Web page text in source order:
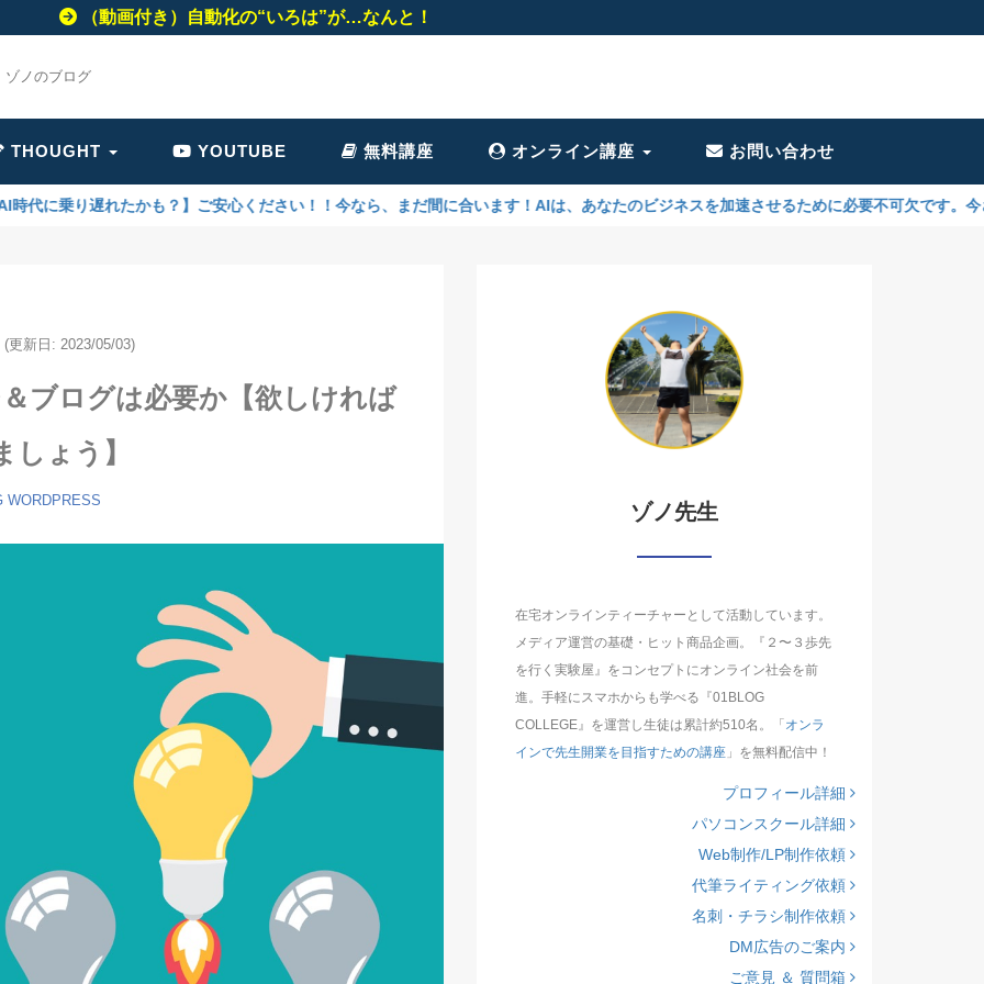
（動画付き）自動化の“いろは”が…なんと！
ゾノのブログ
THOUGHT YOUTUBE 無料講座 オンライン講座 お問い合わせ
も？】ご安心ください！！今なら、まだ間に合います！AIは、あなたのビジネスを加速させるために必要不可欠です。今さら誰に聞けば
(更新日: 2023/05/03)
ブログは必要か【欲しければ
しょう】
WORDPRESS ゾノ先生
在宅オンラインティーチャーとして活動しています。
メディア運営の基礎・ヒット商品企画。『２〜３歩先
を行く実験屋』をコンセプトにオンライン社会を前
進。手軽にスマホからも学べる『01BLOG
COLLEGE』を運営し生徒は累計約510名。「 オンラ
インで先生開業を目指すための講座 」を無料配信中！
プロフィール詳細
パソコンスクール詳細
Web制作/LP制作依頼
代筆ライティング依頼
名刺・チラシ制作依頼
DM広告のご案内
ご意見 ＆ 質問箱